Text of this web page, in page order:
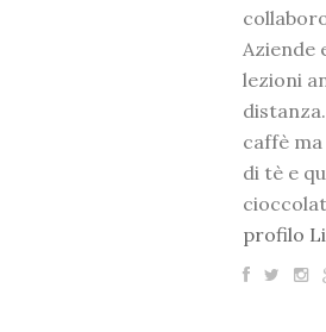
Aziende
lezioni
caffè
di tè e
profilo